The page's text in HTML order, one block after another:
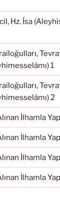
Hz. İsa
1
2
İlhamla
İlhamla
İlhamla
İlhamla